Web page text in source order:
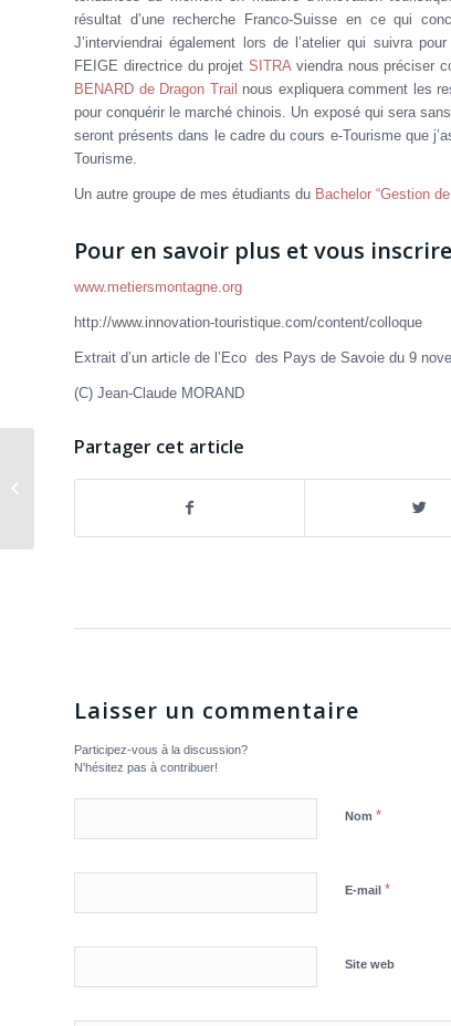
résultat d’une recherche Franco-Suisse en ce qui
J’interviendrai également lors de l’atelier qui suivra
FEIGE directrice du projetSITRAviendra nous préciser
BENARD de Dragon Trail nous expliquera comment les
pour conquérir le marché chinois. Un exposé qui sera
seront présents dans le cadre du cours e-Tourisme que
Tourisme.
Un autre groupe de mes étudiants du Bachelor “Gestion
Pour en savoir plus et vous
www.metiersmontagne.org
http://www.innovation-touristique.com/content/colloque
Extrait d’un article de l’Eco des Pays de Savoie du 9
(C) Jean-Claude MORAND
Partager cet article
Laisser un commentaire
Participez-vous à la discussion?
N'hésitez pas à contribuer!
Nom *
E-mail *
Site web
Un conseiller de voyage sur votre